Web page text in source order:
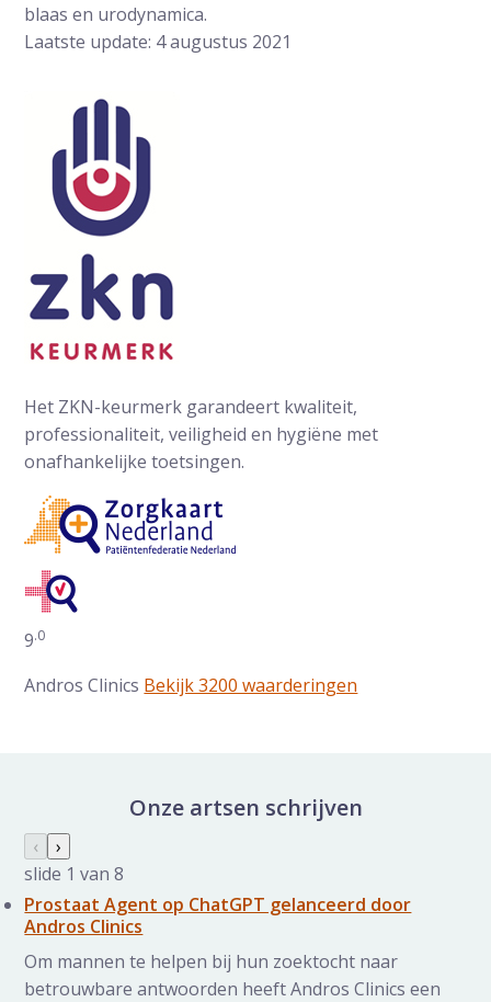
blaas en urodynamica.
Laatste update: 4 augustus 2021
Het ZKN-keurmerk garandeert kwaliteit,
professionaliteit, veiligheid en hygiëne met
onafhankelijke toetsingen.
Gemiddelde waarderingen op ZorgkaartNederland:
9.0
Andros Clinics Bekijk 3200 waarderingen
Onze artsen schrijven
Nieuws galerij overslaan
Vorige slide
‹ Volgende slide
›
slide 1 van 8
Prostaat Agent op ChatGPT gelanceerd door
Andros Clinics
Om mannen te helpen bij hun zoektocht naar
betrouwbare antwoorden heeft Andros Clinics een